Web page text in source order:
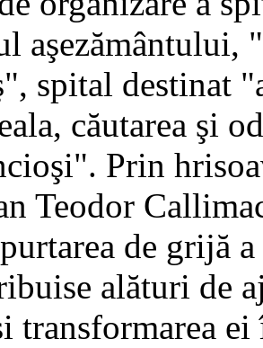
aşezământului,
spital destinat
căutarea şi
Prin
Teodor
de grijă
alături de
transformarea